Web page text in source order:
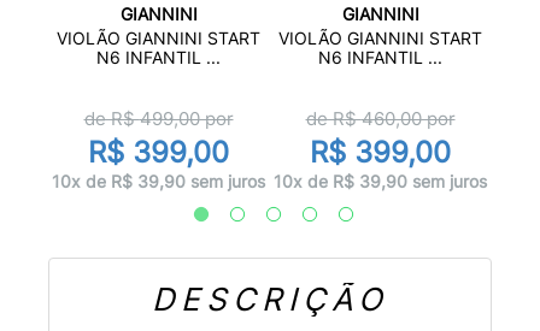
GIANNINI
VIOLÃO GIANNINI START
N6 INFANTIL ...
de R$499,00por
R$ 399,00
10x de R$ 39,90 sem juros
GIANNINI
VIOLÃO GIANNINI START
N6 INFANTIL ...
de R$460,00por
R$ 399,00
10x de R$ 39,90 sem juros
DESCRIÇÃO